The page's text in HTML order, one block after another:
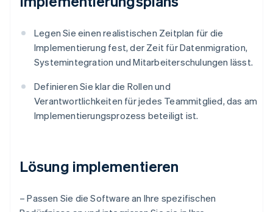
Legen Sie einen realistischen Zeitplan für die
Implementierung fest, der Zeit für Datenmigration,
Systemintegration und Mitarbeiterschulungen lässt.
Definieren Sie klar die Rollen und
Verantwortlichkeiten für jedes Teammitglied, das am
Implementierungsprozess beteiligt ist.
Lösung implementieren
– Passen Sie die Software an Ihre spezifischen